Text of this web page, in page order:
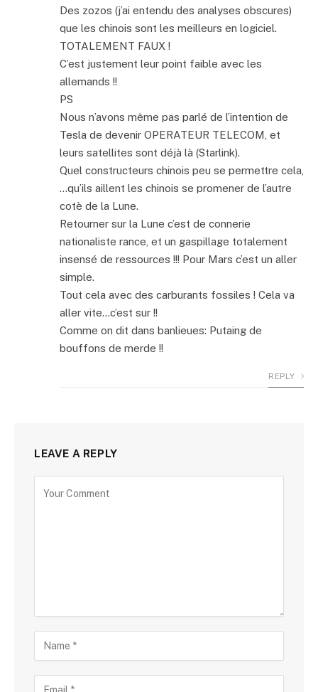
Des zozos (j’ai entendu des analyses obscures)
que les chinois sont les meilleurs en logiciel.
TOTALEMENT FAUX !
C’est justement leur point faible avec les
allemands !!
PS
Nous n’avons même pas parlé de l’intention de
Tesla de devenir OPERATEUR TELECOM, et
leurs satellites sont déjà là (Starlink).
Quel constructeurs chinois peu se permettre cela,
…qu’ils aillent les chinois se promener de l’autre
cotè de la Lune.
Retourner sur la Lune c’est de connerie
nationaliste rance, et un gaspillage totalement
insensé de ressources !!! Pour Mars c’est un aller
simple.
Tout cela avec des carburants fossiles ! Cela va
aller vite…c’est sur !!
Comme on dit dans banlieues: Putaing de
bouffons de merde !!
REPLY
LEAVE A REPLY